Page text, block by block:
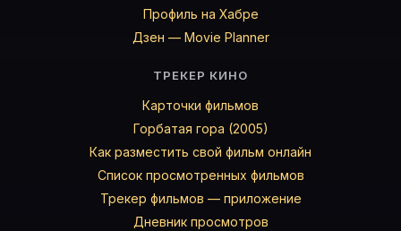
Профиль на Хабре
Дзен — Movie Planner
ТРЕКЕР КИНО
Карточки фильмов
Горбатая гора (2005)
Как разместить свой фильм онлайн
Список просмотренных фильмов
Трекер фильмов — приложение
Дневник просмотров